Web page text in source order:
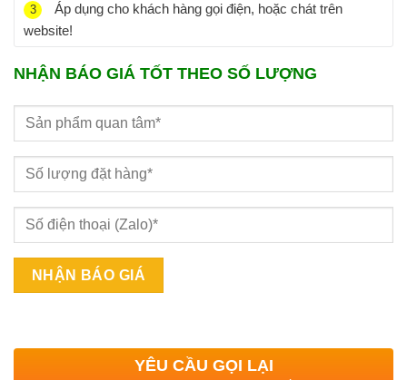
3
Áp dụng cho khách hàng gọi điện, hoặc chát trên
website!
NHẬN BÁO GIÁ TỐT THEO SỐ LƯỢNG
YÊU CẦU GỌI LẠI